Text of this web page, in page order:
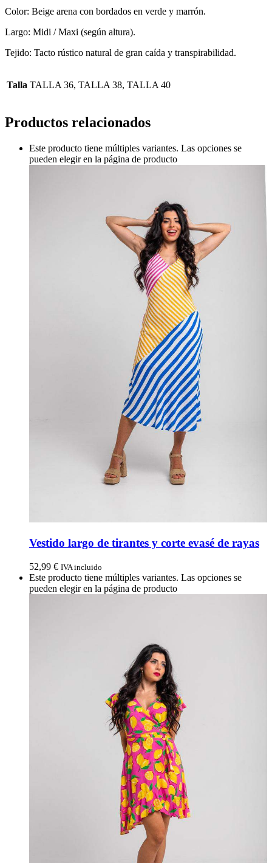
Color: Beige arena con bordados en verde y marrón.
Largo: Midi / Maxi (según altura).
Tejido: Tacto rústico natural de gran caída y transpirabilidad.
Talla TALLA 36, TALLA 38, TALLA 40
Productos relacionados
Este producto tiene múltiples variantes. Las opciones se
pueden elegir en la página de producto
Vestido largo de tirantes y corte evasé de rayas
52,99 € IVA incluido
Este producto tiene múltiples variantes. Las opciones se
pueden elegir en la página de producto